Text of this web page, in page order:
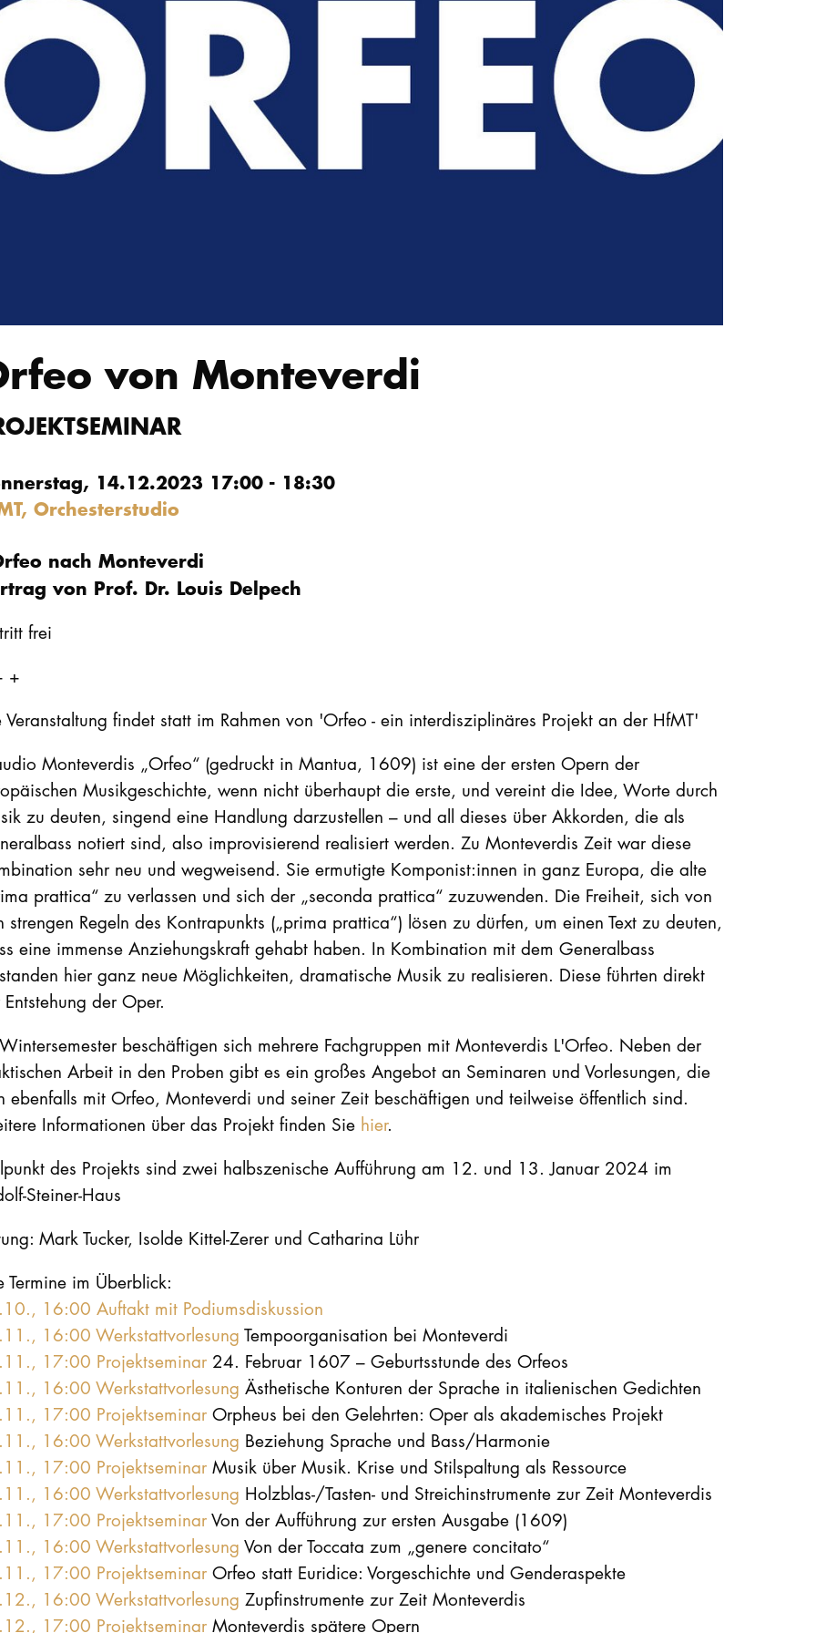
von Monteverdi
14.12.2023 17:00 - 18:30
Orchesterstudio
nach Monteverdi
von Prof. Dr. Louis Delpech
frei
+
Veranstaltung findet statt im Rahmen von 'Orfeo - ein interdisziplinäres Projekt an der HfMT'
Monteverdis „Orfeo“ (gedruckt in Mantua, 1609) ist eine der ersten Opern der
Musikgeschichte, wenn nicht überhaupt die erste, und vereint die Idee, Worte durch
zu deuten, singend eine Handlung darzustellen – und all dieses über Akkorden, die als
notiert sind, also improvisierend realisiert werden. Zu Monteverdis Zeit war diese
sehr neu und wegweisend. Sie ermutigte Komponist:innen in ganz Europa, die alte
prattica“ zu verlassen und sich der „seconda prattica“ zuzuwenden. Die Freiheit, sich von
strengen Regeln des Kontrapunkts („prima prattica“) lösen zu dürfen, um einen Text zu deuten,
eine immense Anziehungskraft gehabt haben. In Kombination mit dem Generalbass
hier ganz neue Möglichkeiten, dramatische Musik zu realisieren. Diese führten direkt
der Oper.
beschäftigen sich mehrere Fachgruppen mit Monteverdis L'Orfeo. Neben der
Arbeit in den Proben gibt es ein großes Angebot an Seminaren und Vorlesungen, die
ebenfalls mit Orfeo, Monteverdi und seiner Zeit beschäftigen und teilweise öffentlich sind.
Informationen über das Projekt finden Sie hier.
des Projekts sind zwei halbszenische Aufführung am 12. und 13. Januar 2024 im
Steiner-Haus
Mark Tucker, Isolde Kittel-Zerer und Catharina Lühr
Termine im Überblick:
16:00 Auftakt mit Podiumsdiskussion
16:00 Werkstattvorlesung Tempoorganisation bei Monteverdi
17:00 Projektseminar 24. Februar 1607 – Geburtsstunde des Orfeos
16:00 Werkstattvorlesung Ästhetische Konturen der Sprache in italienischen Gedichten
17:00 Projektseminar Orpheus bei den Gelehrten: Oper als akademisches Projekt
16:00 Werkstattvorlesung Beziehung Sprache und Bass/Harmonie
17:00 Projektseminar Musik über Musik. Krise und Stilspaltung als Ressource
16:00 Werkstattvorlesung Holzblas-/Tasten- und Streichinstrumente zur Zeit Monteverdis
17:00 ProjektseminarVon der Aufführung zur ersten Ausgabe (1609)
16:00 Werkstattvorlesung Von der Toccata zum „genere concitato“
17:00 Projektseminar Orfeo statt Euridice: Vorgeschichte und Genderaspekte
16:00 Werkstattvorlesung Zupfinstrumente zur Zeit Monteverdis
17:00 Projektseminar Monteverdis spätere Opern
STUDIUM
PROMOTION, FORSCHUNG & TRANSFER